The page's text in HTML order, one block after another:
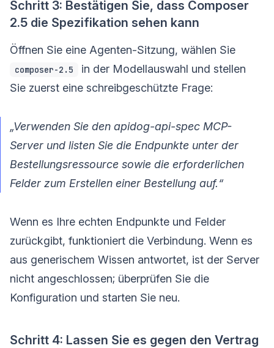
Schritt 3: Bestätigen Sie, dass Composer
2.5 die Spezifikation sehen kann
Öffnen Sie eine Agenten-Sitzung, wählen Sie
composer-2.5
in der Modellauswahl und stellen
Sie zuerst eine schreibgeschützte Frage:
„Verwenden Sie den apidog-api-spec MCP-
Server und listen Sie die Endpunkte unter der
Bestellungsressource sowie die erforderlichen
Felder zum Erstellen einer Bestellung auf.“
Wenn es Ihre echten Endpunkte und Felder
zurückgibt, funktioniert die Verbindung. Wenn es
aus generischem Wissen antwortet, ist der Server
nicht angeschlossen; überprüfen Sie die
Konfiguration und starten Sie neu.
Schritt 4: Lassen Sie es gegen den Vertrag